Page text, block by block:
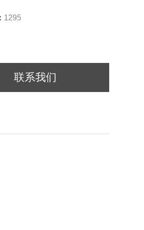
1295
联系我们